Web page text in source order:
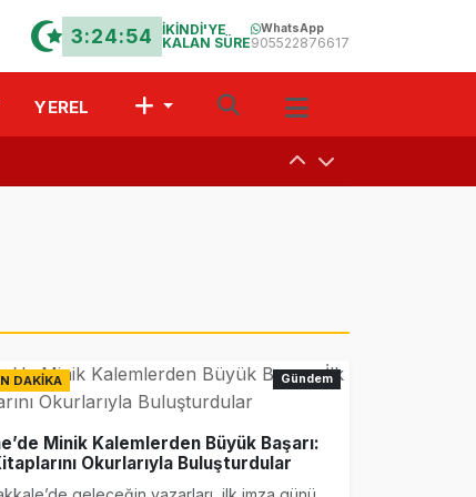
3:24:54
İKİNDİ'YE
KALAN SÜRE
WhatsApp
905522876617
YEREL
DAKİKA Gündem
Minik Kalemlerden Büyük Başarı:
Okurlarıyla Buluşturdular